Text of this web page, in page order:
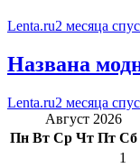
Lenta.ru2 месяца
Названа
Lenta.ru2 месяца
Август 2026
Пн Вт Ср Чт Пт Сб
1